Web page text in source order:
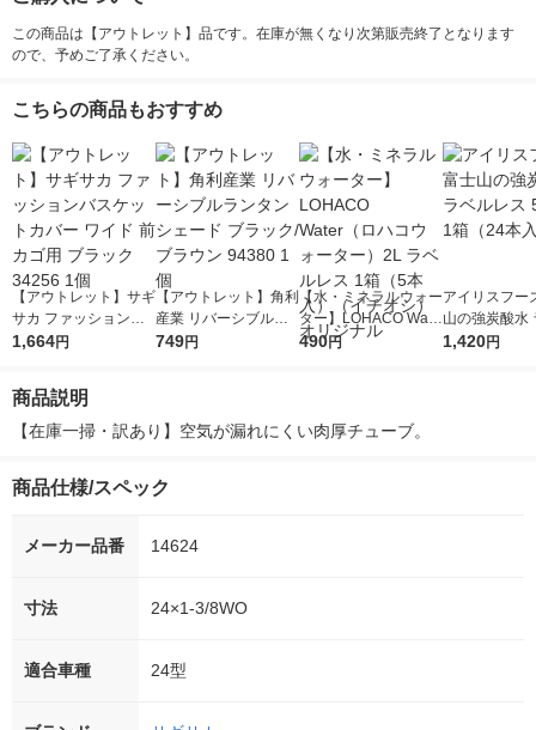
この商品は【アウトレット】品です。在庫が無くなり次第販売終了となります
ので、予めご了承ください。
こちらの商品もおすすめ
【アウトレット】サギ
サカ ファッションバ
スケットカバー ワイ
1,664円
【アウトレット】角利
産業 リバーシブルラ
ンタンシェード ブラ
749円
【水・ミネラルウォー
ター】LOHACO Wate
r（ロハコウォータ
490円
アイリスフー
山の強炭酸水
レス 500ml 1
1,420円
商品説明
【在庫一掃・訳あり】空気が漏れにくい肉厚チューブ。
商品仕様/スペック
メーカー品番 14624
寸法 24×1-3/8WO
適合車種 24型